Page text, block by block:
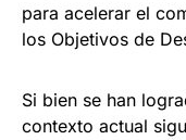
para acelerar el
los Objetivos de
Si bien se han
contexto actual